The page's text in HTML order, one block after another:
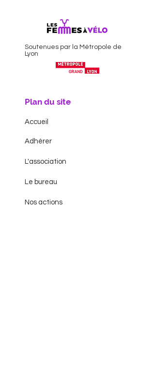
Soutenues par la Métropole de
Lyon
Plan du site
Accueil
Adhérer
L'association
Le bureau
Nos actions